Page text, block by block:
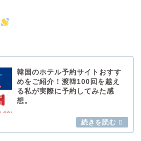
韓国のホテル予約サイトおすす
めをご紹介！渡韓100回を越え
る私が実際に予約してみた感
想。